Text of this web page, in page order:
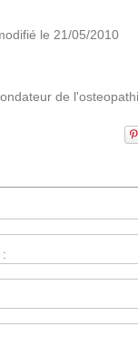
le 21/05/2010
de